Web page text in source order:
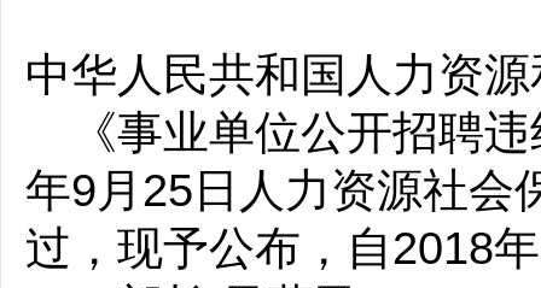
中华人民共和国人力资
《事业单位公开招聘违
年9月25日人力资源社会
过，现予公布，自2018